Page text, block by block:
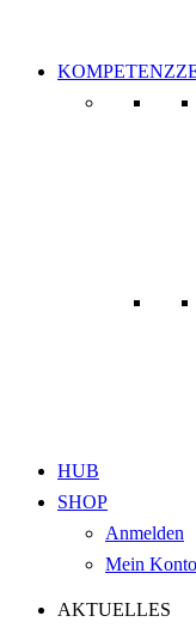
HUB
SHOP
Anmelden
Mein Konto
AKTUELLES